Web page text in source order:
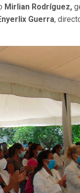
Mirlian Rodríguez,
Guerra,